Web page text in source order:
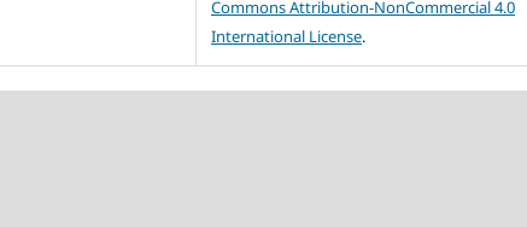
Commons Attribution-NonCommercial 4.0
International License.